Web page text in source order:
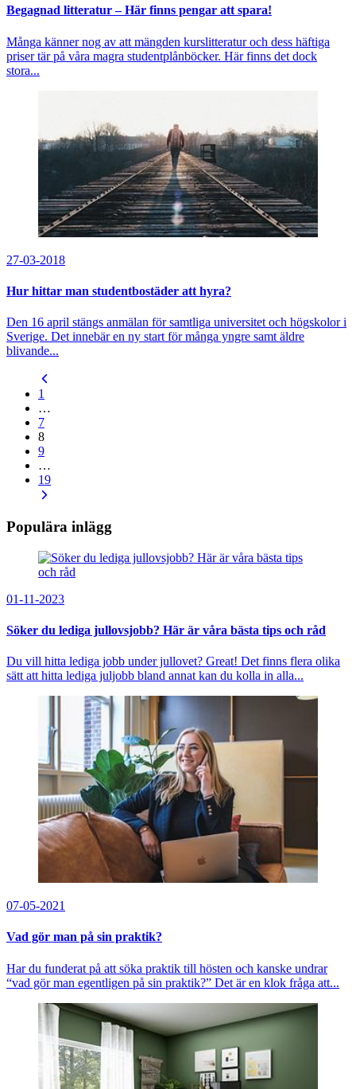
Begagnad litteratur – Här finns pengar att spara!
Många känner nog av att mängden kurslitteratur och dess häftiga
priser tär på våra magra studentplånböcker. Här finns det dock
stora...
27-03-2018
Hur hittar man studentbostäder att hyra?
Den 16 april stängs anmälan för samtliga universitet och högskolor i
Sverige. Det innebär en ny start för många yngre samt äldre
blivande...
1
…
7
8
9
…
19
Populära inlägg
01-11-2023
Söker du lediga jullovsjobb? Här är våra bästa tips och råd
Du vill hitta lediga jobb under jullovet? Great! Det finns flera olika
sätt att hitta lediga juljobb bland annat kan du kolla in alla...
07-05-2021
Vad gör man på sin praktik?
Har du funderat på att söka praktik till hösten och kanske undrar
“vad gör man egentligen på sin praktik?” Det är en klok fråga att...